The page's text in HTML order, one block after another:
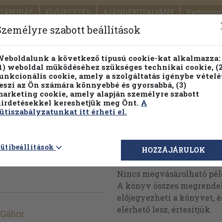
ELŐJEGYZÉS AJÁNDÉKUTALVÁNY
SEGÍTSÉG
PILLANATNYI ÁRAINK FENNTARTHATÓ
Részletes kereső Témaköri fa
T.v.
Megvásárolható
Nincs megvásárolható
A könyv összes
előjegyezheti a könyvet,
elérhető lesz, értesítjük.
szabott beállítások
a következő típusú cookie-kat alkalmazza:
weboldal működéséhez szükséges technikai cookie,
cookie, amely a szolgáltatás igénybe
az Ön számára könnyebbé és gyorsabbá, (3)
cookie, amely alapján személyre szabott
kereshetjük meg Önt. A
itt érheti el.
HOZZÁJÁRULOK